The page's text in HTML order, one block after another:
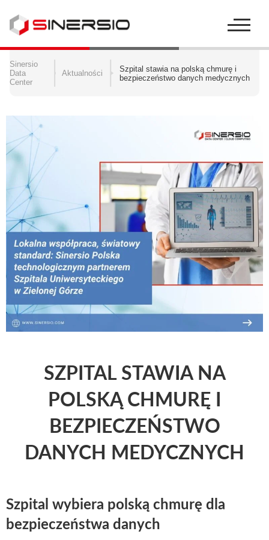
Szukaj:
Sinersio
Data
Center
Aktualności
Szpital stawia na polską chmurę i
bezpieczeństwo danych medycznych
SZPITAL STAWIA NA
POLSKĄ CHMURĘ I
BEZPIECZEŃSTWO
DANYCH MEDYCZNYCH
Szpital wybiera polską chmurę dla
bezpieczeństwa danych